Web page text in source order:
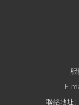
服
E-
聯絡地址 :